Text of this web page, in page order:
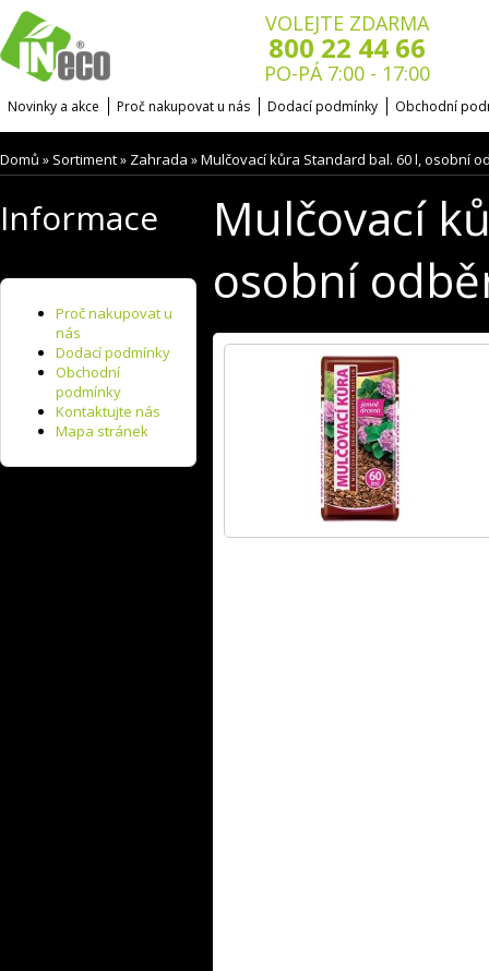
VOLEJTE ZDARMA
800 22 44 66
PO-PÁ 7:00 - 17:00
Novinky a akce Proč nakupovat u nás Dodací podmínky Obchodní
Domů » Sortiment» Zahrada »Mulčovací kůra Standard bal. 60 l, osobní
Informace
Proč nakupovat u
nás
Dodací podmínky
Obchodní
podmínky
Kontaktujte nás
Mapa stránek
Mulčovací
osobní